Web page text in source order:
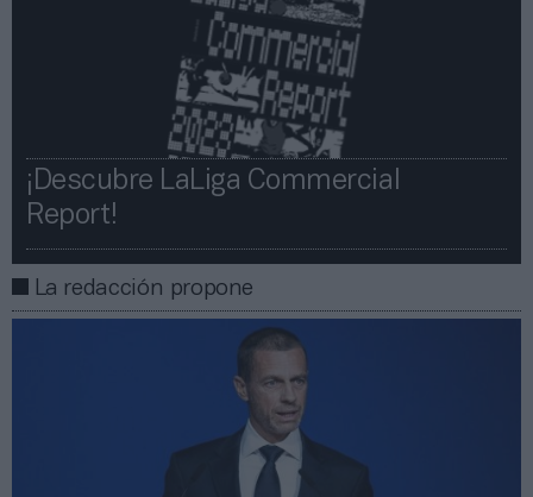
¡Descubre LaLiga Commercial
Report!​​
La redacción propone